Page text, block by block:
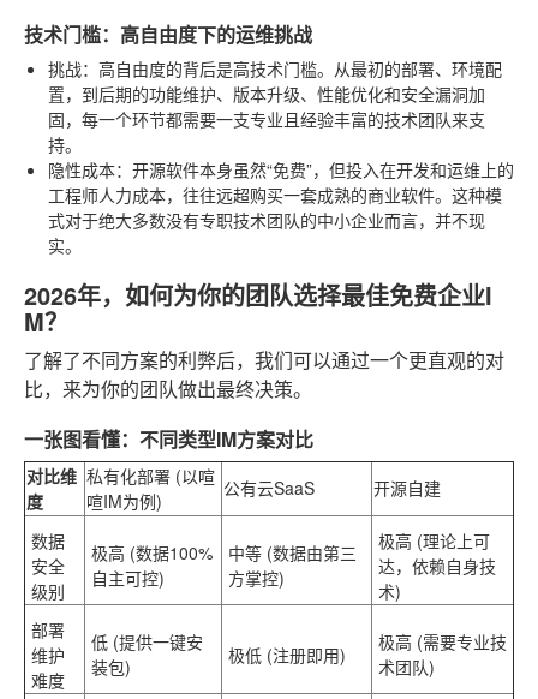
技术门槛：高自由度下的运维挑战
挑战：高自由度的背后是高技术门槛。从最初的部署、环境配
置，到后期的功能维护、版本升级、性能优化和安全漏洞加
固，每一个环节都需要一支专业且经验丰富的技术团队来支
持。
隐性成本：开源软件本身虽然“免费”，但投入在开发和运维上的
工程师人力成本，往往远超购买一套成熟的商业软件。这种模
式对于绝大多数没有专职技术团队的中小企业而言，并不现
实。
2026年，如何为你的团队选择最佳免费企业I
M？
了解了不同方案的利弊后，我们可以通过一个更直观的对
比，来为你的团队做出最终决策。
一张图看懂：不同类型IM方案对比
对比维
度
私有化部署 (以喧
喧IM为例)
公有云SaaS 开源自建
数据
安全
级别
极高 (数据100%
自主可控)
中等 (数据由第三
方掌控)
极高 (理论上可
达，依赖自身技
术)
部署
维护
难度
低 (提供一键安
装包)
极低 (注册即用)
极高 (需要专业技
术团队)